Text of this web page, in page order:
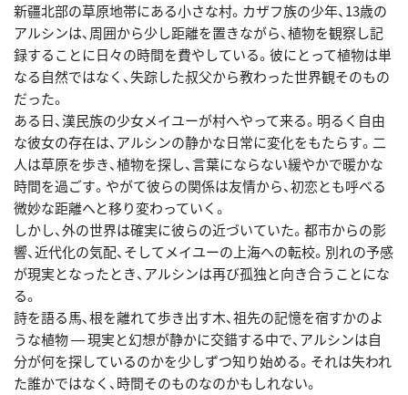
新疆北部の草原地帯にある小さな村。カザフ族の少年、13歳の
アルシンは、周囲から少し距離を置きながら、植物を観察し記
録することに日々の時間を費やしている。彼にとって植物は単
なる自然ではなく、失踪した叔父から教わった世界観そのもの
だった。
ある日、漢民族の少女メイユーが村へやって来る。明るく自由
な彼女の存在は、アルシンの静かな日常に変化をもたらす。二
人は草原を歩き、植物を探し、言葉にならない緩やかで暖かな
時間を過ごす。やがて彼らの関係は友情から、初恋とも呼べる
微妙な距離へと移り変わっていく。
しかし、外の世界は確実に彼らの近づいていた。都市からの影
響、近代化の気配、そしてメイユーの上海への転校。別れの予感
が現実となったとき、アルシンは再び孤独と向き合うことにな
る。
詩を語る馬、根を離れて歩き出す木、祖先の記憶を宿すかのよ
うな植物 ― 現実と幻想が静かに交錯する中で、アルシンは自
分が何を探しているのかを少しずつ知り始める。それは失われ
た誰かではなく、時間そのものなのかもしれない。